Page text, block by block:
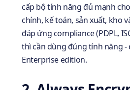
cấp bộ tính năng đủ mạnh
chính, kế toán, sản xuất, kho
đáp ứng compliance (PDPL,
thì cần dùng đúng tính năng -
Enterprise edition.